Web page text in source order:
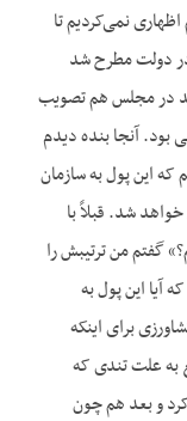
نمی‌کردیم تا
دولت مطرح شد
در مجلس هم تصویب
بود. آنجا بنده دیدم
این پول به سازمان
خواهد شد. قبلاً با
گفتم من ترتیبش را
آیا این پول به
برای اینکه
به علت تندی که
و بعد هم چون